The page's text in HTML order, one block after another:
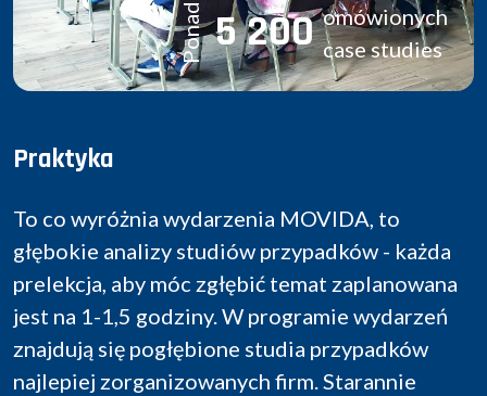
Ponad 5 200 omówionych
case studies
Praktyka
To co wyróżnia wydarzenia MOVIDA, to
głębokie analizy studiów przypadków - każda
prelekcja, aby móc zgłębić temat zaplanowana
jest na 1-1,5 godziny. W programie wydarzeń
znajdują się pogłębione studia przypadków
najlepiej zorganizowanych firm. Starannie